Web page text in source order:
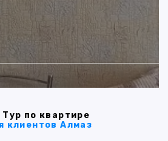
по квартире
клиентов Алмаз